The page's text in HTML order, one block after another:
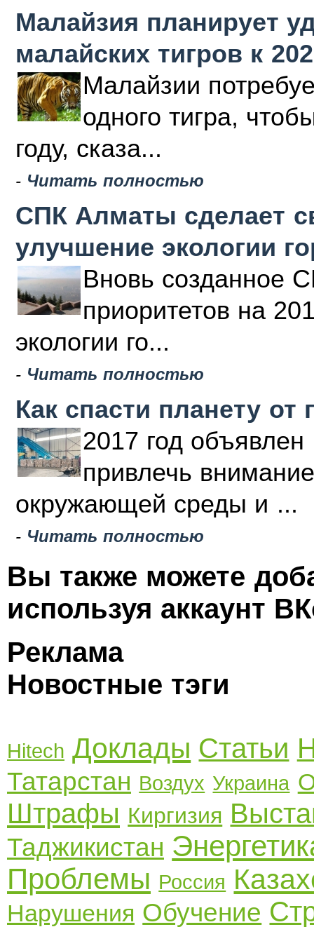
Малайзия планирует
малайских тигров к
Малайзии
одного тигра,
году, сказа...
- Читать полностью
СПК Алматы сделает
улучшение экологии
Вновь созданное
приоритетов на
экологии го...
- Читать полностью
Как спасти планету от
2017 год объявлен
привлечь
окружающей среды и ...
- Читать полностью
Вы также можете
используя аккаунт
Реклама
Новостные тэги
Hitech Доклады Статьи
Татарстан Воздух Украина
Штрафы Киргизия
Таджикистан
Проблемы Россия
Нарушения Обучение